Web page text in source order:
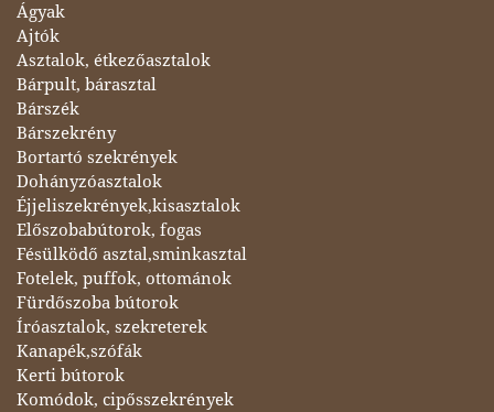
Ágyak
Ajtók
Asztalok, étkezőasztalok
Bárpult, bárasztal
Bárszék
Bárszekrény
Bortartó szekrények
Dohányzóasztalok
Éjjeliszekrények,kisasztalok
Előszobabútorok, fogas
Fésülködő asztal,sminkasztal
Fotelek, puffok, ottománok
Fürdőszoba bútorok
Íróasztalok, szekreterek
Kanapék,szófák
Kerti bútorok
Komódok, cipősszekrények